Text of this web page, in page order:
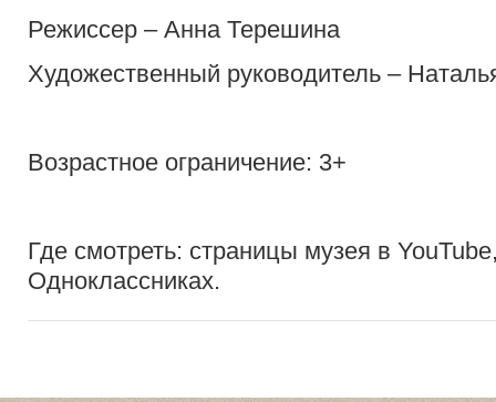
Режиссер – Анна Терешина
Художественный руководитель –
Возрастное ограничение: 3+
Где смотреть: страницы музея в
Одноклассниках.